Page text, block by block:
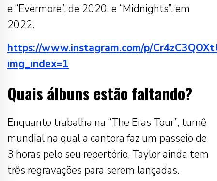
e “Evermore”, de 2020, e “Midnights”, em
2022.
https://www.instagram.com/p/
img_index=1
Quais álbuns estão faltando?
Enquanto trabalha na “The Eras Tour”, turnê
mundial na qual a cantora faz um passeio de
3 horas pelo seu repertório, Taylor ainda tem
três regravações para serem lançadas.